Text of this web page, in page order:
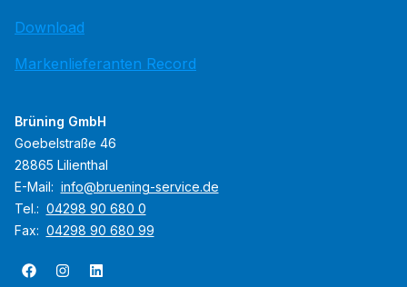
Download
Markenlieferanten Record
Brüning GmbH
Goebelstraße 46
28865 Lilienthal
E-Mail: info@bruening-service.de
Tel.: 04298 90 680 0
Fax: 04298 90 680 99